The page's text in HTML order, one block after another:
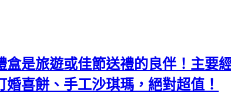
是旅遊或佳節送禮的良伴！主要
喜餅、手工沙琪瑪，絕對超值！